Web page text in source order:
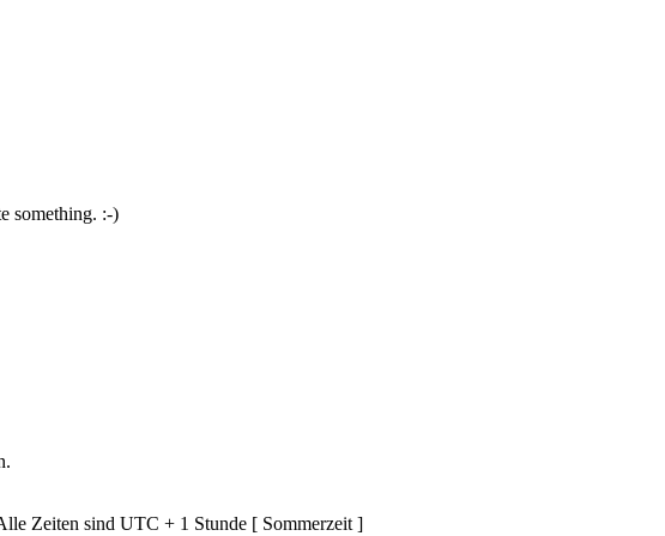
something. :-)
Zeiten sind UTC + 1 Stunde [ Sommerzeit ]